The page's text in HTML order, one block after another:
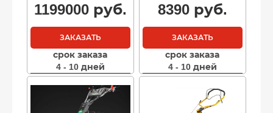
1199000руб.
ЗАКАЗАТЬ
срок заказа
4 - 10 дней
8390руб.
ЗАКАЗАТЬ
срок заказа
4 - 10 дней